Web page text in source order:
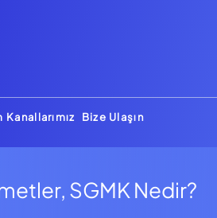
Kanallarımız Bize Ulaşın
SGMK Nedir?